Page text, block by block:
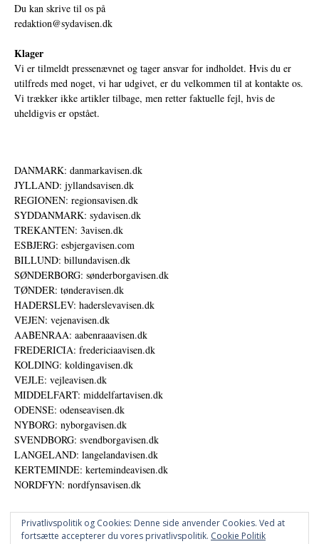
Du kan skrive til os på
redaktion@sydavisen.dk
Klager
Vi er tilmeldt pressenævnet og tager ansvar for indholdet. Hvis du er
utilfreds med noget, vi har udgivet, er du velkommen til at kontakte os.
Vi trækker ikke artikler tilbage, men retter faktuelle fejl, hvis de
uheldigvis er opstået.
DANMARK: danmarkavisen.dk
JYLLAND: jyllandsavisen.dk
REGIONEN: regionsavisen.dk
SYDDANMARK: sydavisen.dk
TREKANTEN: 3avisen.dk
ESBJERG: esbjergavisen.com
BILLUND: billundavisen.dk
SØNDERBORG: sønderborgavisen.dk
TØNDER: tønderavisen.dk
HADERSLEV: haderslevavisen.dk
VEJEN: vejenavisen.dk
AABENRAA: aabenraaavisen.dk
FREDERICIA: fredericiaavisen.dk
KOLDING: koldingavisen.dk
VEJLE: vejleavisen.dk
MIDDELFART: middelfartavisen.dk
ODENSE: odenseavisen.dk
NYBORG: nyborgavisen.dk
SVENDBORG: svendborgavisen.dk
LANGELAND: langelandavisen.dk
KERTEMINDE: kertemindeavisen.dk
NORDFYN: nordfynsavisen.dk
Privatlivspolitik og Cookies: Denne side anvender Cookies. Ved at
fortsætte accepterer du vores privatlivspolitik. Cookie Politik